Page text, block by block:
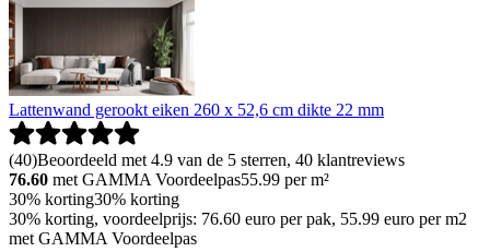
Lattenwand gerookt eiken 260 x 52,6 cm dikte 22 mm
(40)Beoordeeld met 4.9 van de 5 sterren, 40 klantreviews
76.60 met GAMMA Voordeelpas55.99 per m²
30% korting30% korting
30% korting, voordeelprijs: 76.60 euro per pak, 55.99 euro per m2
met GAMMA Voordeelpas